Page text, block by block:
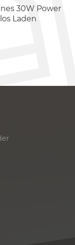
30W Power
Laden